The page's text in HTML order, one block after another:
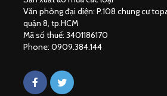
Văn phòng đại diện: P.108 chung cư
quận 8, tp.HCM
Mã số thuế: 3401186170
Phone: 0909.384.144